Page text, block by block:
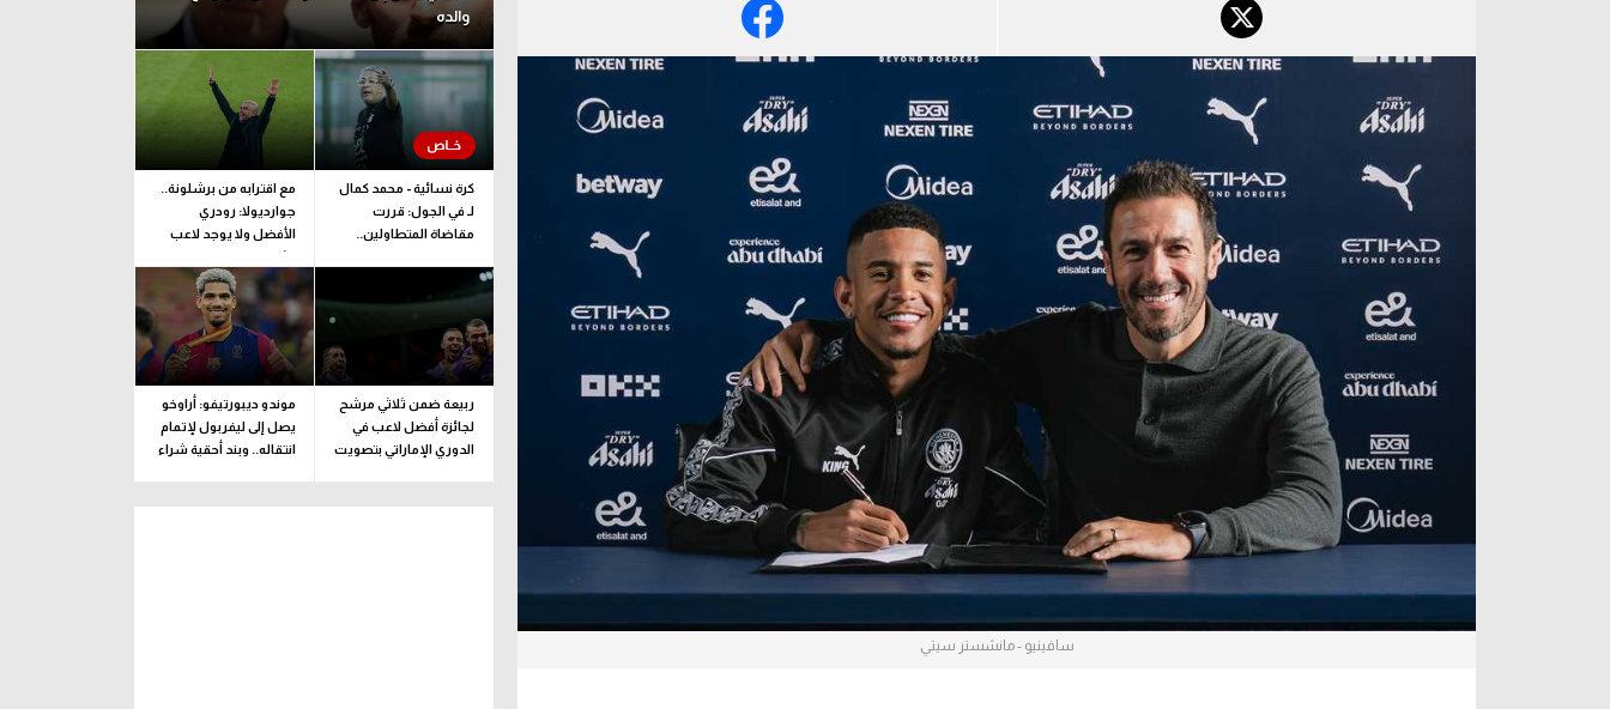
آراء حرة
ركن الألعاب
الدوري الفرنسي
الدوري السعودي للمحترفين
دوري أبطال أوروبا
دوري أبطال إفريقيا
كل البطولات
الدوري الإنجليزي
دوري أبطال أوروبا
القسم الثاني
رياضة نسائية
آسيا
ركن الألعاب
كويز في الجول
فيديو في الجول
سافينيو - مانشستر سيتي
والده
كرة نسائية - محمد كمال
لـ في الجول: قررت
مقاضاة المتطاولين..
مع اقترابه من برشلونة..
جوارديولا: رودري
الأفضل ولا يوجد لاعب
مثله
ربيعة ضمن ثلاثي مرشح
لجائزة أفضل لاعب في
الدوري الإماراتي بتصويت
موندو ديبورتيفو: أراوخو
يصل إلى ليفربول لإتمام
انتقاله.. وبند أحقية شراء